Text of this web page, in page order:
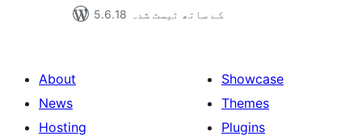
5.6.18 کے ساتھ ٹیسٹ شدہ
About
News
Hosting
Showcase
Themes
Plugins